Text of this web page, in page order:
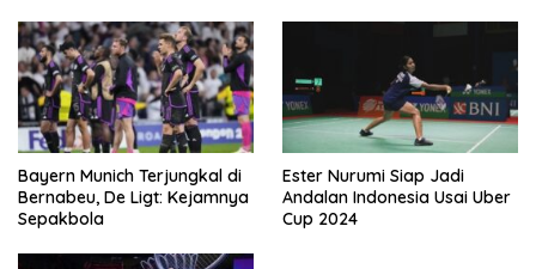
Bayern Munich Terjungkal di
Bernabeu, De Ligt: Kejamnya
Sepakbola
Ester Nurumi Siap Jadi
Andalan Indonesia Usai Uber
Cup 2024